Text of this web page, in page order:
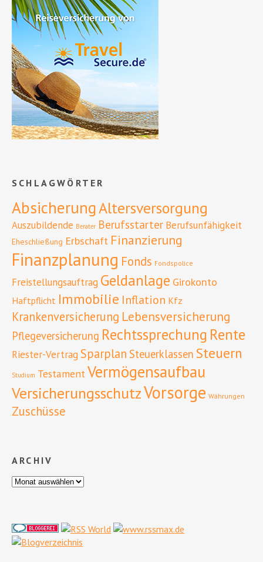
SCHLAGWÖRTER
AbsicherungAltersversorgung
Auszubildende Berater Berufsstarter Berufsunfähigkeit
Eheschließung Erbschaft Finanzierung
Finanzplanung Fonds Fondspolice
Freistellungsauftrag Geldanlage Girokonto
Haftpflicht Immobilie Inflation Kfz
Krankenversicherung Lebensversicherung
Pflegeversicherung Rechtssprechung Rente
Riester-Vertrag Sparplan Steuerklassen Steuern
Studium Testament Vermögensaufbau
VersicherungsschutzVorsorge Währungen
Zuschüsse
ARCHIV